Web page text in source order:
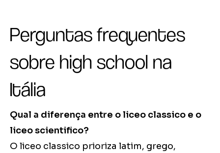
Perguntas frequentes
sobre high school na
Itália
Qual a diferença entre o liceo classico e o
liceo scientifico?
O liceo classico prioriza latim, grego,